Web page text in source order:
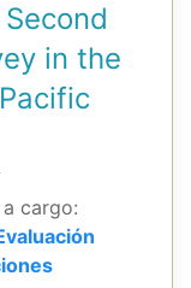
in the
cargo: